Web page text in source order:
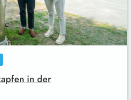
in der